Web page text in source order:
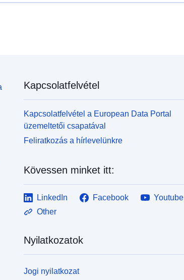
Kapcsolatfelvétel
Kapcsolatfelvétel a European Data Portal
üzemeltetői csapatával
Feliratkozás a hírlevelünkre
Kövessen minket itt:
LinkedIn Facebook
Youtube
Other
Nyilatkozatok
Jogi nyilatkozat